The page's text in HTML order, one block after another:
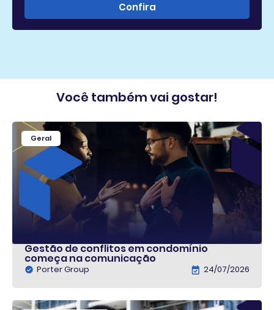
Confira
Você também vai gostar!
Geral
Gestão de conflitos em condomínio
começa na comunicação
Porter Group 24/07/2026